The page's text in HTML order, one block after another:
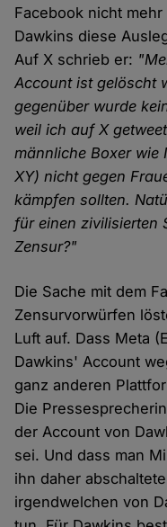
Facebook nicht
Dawkins diese
Auf X schrieb er:
Account ist gelöscht
gegenüber wurde
weil ich auf X
männliche Boxer wie
XY) nicht gegen
kämpfen sollten.
für einen zivilisierten
Zensur?"
Die Sache mit dem
Zensurvorwürfen
Luft auf. Dass Meta
Dawkins' Account
ganz anderen
Die
der Account von
sei. Und dass man
ihn daher
irgendwelchen von